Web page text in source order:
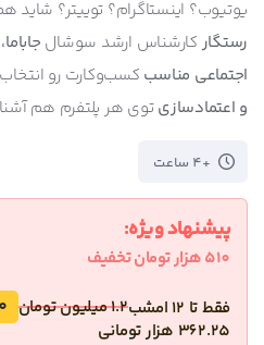
یوتیوب؟ اینستاگرام؟ توییتر؟ شاید
رستگار کارشناس ارشد سوشال جاباما،
اجتماعی مناسب کسب‌وکارت رو
و اعتمادسازیتوی هر پلتفرم هم
+4 ساعت
پیشنهاد ویژه:
510هزار تومانتخفیف
فقط تا 12 امشب 1.2میلیون تومان
362.25 هزار تومانی